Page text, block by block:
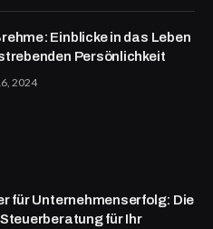
Einblicke in das Leben
Persönlichkeit
2024
für Unternehmenserfolg: Die
für Ihr